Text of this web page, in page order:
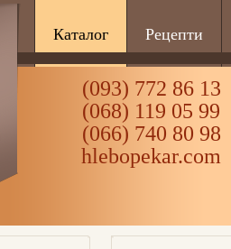
Каталог Рецепти
(093) 772 86 13
(068) 119 05 99
(066) 740 80 98
hlebopekar.com